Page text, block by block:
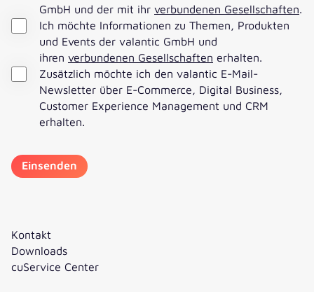
GmbH und der mit ihr verbundenen Gesellschaften.
Ich möchte Informationen zu Themen, Produkten
und Events der valantic GmbH und
ihren verbundenen Gesellschaften erhalten.
Zusätzlich möchte ich den valantic E-Mail-
Newsletter über E-Commerce, Digital Business,
Customer Experience Management und CRM
erhalten.
Kontakt
Downloads
cuService Center